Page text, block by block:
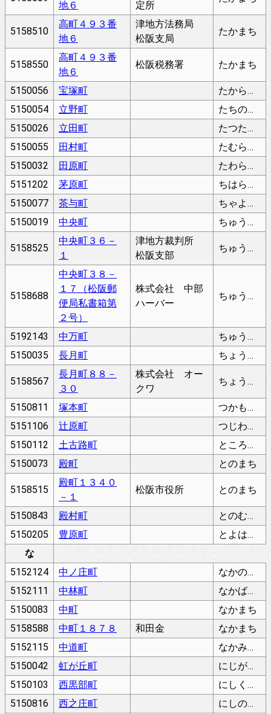
地６ 定所
5158510
高町４９３番
地６
津地方法務局
松阪支局
たかまち
5158550
高町４９３番
地６
松阪税務署 たかまち
5150056 宝塚町
たからづかちょう
5150054
立野町
たちのちょう
5150026
立田町
たつたちょう
5150055
田村町
たむらちょう
5150032
田原町
たわらちょう
5151202
茅原町
ちはらちょう
5150077
茶与町
ちゃよまち
5150019
中央町 ちゅうおうちょう
5158525
中央町３６－
１
津地方裁判所
松阪支部
ちゅうおうちょう
5158688
中央町３８－
１７（松阪郵
便局私書箱第
２号）
株式会社 中部
ハーバー
ちゅうおうちょう
5192143 中万町
ちゅうまちょう
5150035
長月町 ちょうげつちょう
5158567
長月町８８－
３０
株式会社 オー
クワ
ちょうげつちょう
5150811 塚本町
つかもとちょう
5151106
辻原町
つじわらちょう
5150112
土古路町
ところちょう
5150073
殿町 とのまち
5158515
殿町１３４０
－１
松阪市役所 とのまち
5150843 殿村町
とのむらちょう
5150205
豊原町
とよはらちょう
な
5152124
中ノ庄町
なかのしょうちょう
5152111
中林町
なかばやしちょう
5150083
中町
なかまち
5158588
中町１８７８ 和田金
なかまち
5152115
中道町
なかみちちょう
5150042
虹が丘町
にじがおかちょう
5150103
西黒部町
にしくろべちょう
5150816
西之庄町
にしのしょうちょう